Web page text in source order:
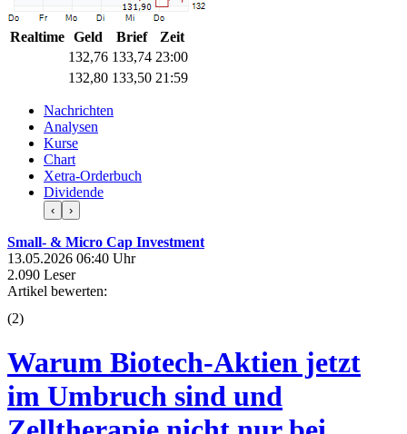
Realtime Geld Brief
Zeit
132,76 133,74 23:00
132,80 133,50 21:59
Nachrichten
Analysen
Kurse
Chart
Xetra-Orderbuch
Dividende
‹ ›
Small- & Micro Cap Investment
13.05.2026 06:40 Uhr
2.090 Leser
Artikel bewerten:
(2)
Warum Biotech-Aktien jetzt
im Umbruch sind und